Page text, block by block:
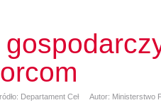
Departament Ceł Autor: Ministerstwo